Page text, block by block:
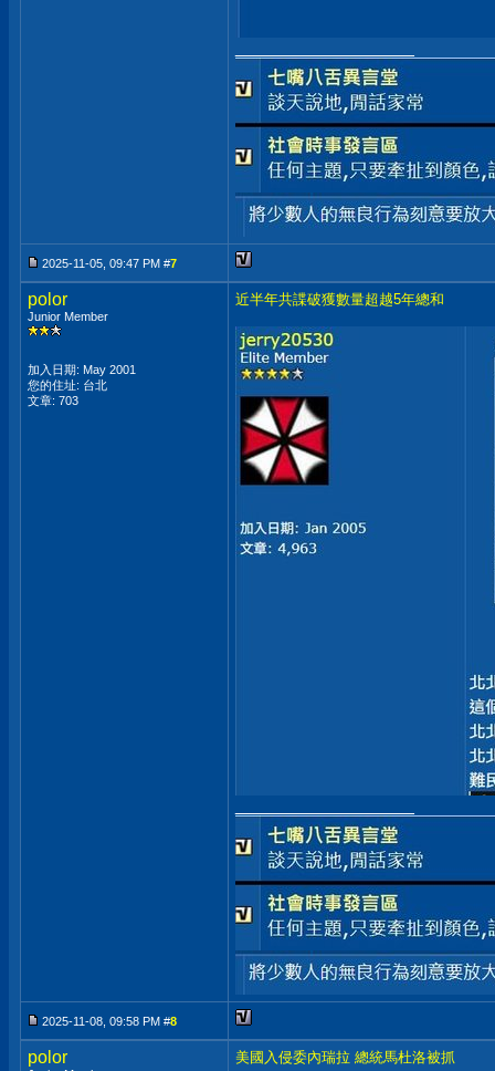
2025-11-05, 09:47 PM #7
polor
Junior Member
加入日期: May 2001
您的住址: 台北
文章: 703
近半年共諜破獲數量超越5年總和
2025-11-08, 09:58 PM #8
polor 美國入侵委內瑞拉 總統馬杜洛被抓